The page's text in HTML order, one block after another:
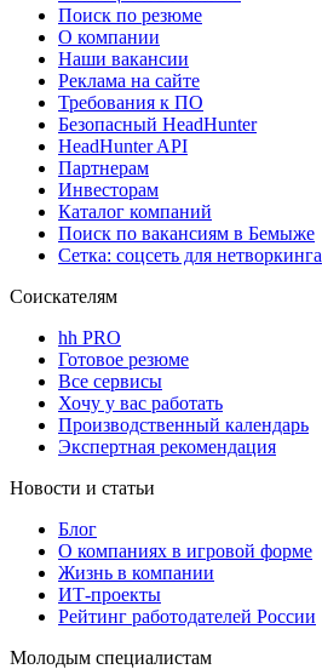
Поиск по резюме
О компании
Наши вакансии
Реклама на сайте
Требования к ПО
Безопасный HeadHunter
HeadHunter API
Партнерам
Инвесторам
Каталог компаний
Поиск по вакансиям в Бемыже
Сетка: соцсеть для нетворкинга
Соискателям
hh PRO
Готовое резюме
Все сервисы
Хочу у вас работать
Производственный календарь
Экспертная рекомендация
Новости и статьи
Блог
О компаниях в игровой форме
Жизнь в компании
ИТ-проекты
Рейтинг работодателей России
Молодым специалистам